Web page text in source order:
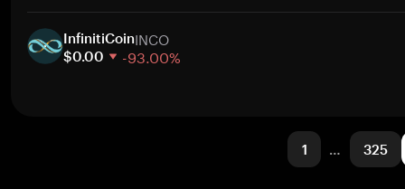
30 天
市值
InfinitiCoinINCO
$0.00 -93.00%
1 … 325